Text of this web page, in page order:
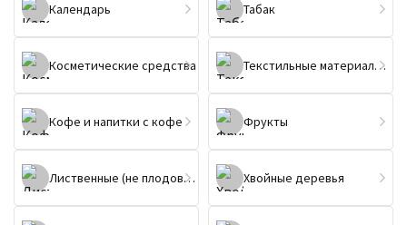
Календарь
Косметические средства
Кофе и напитки с кофе
Лиственные (не плодовые) деревья
Табак
Текстильные материалы и изделия
Фрукты
Хвойные деревья